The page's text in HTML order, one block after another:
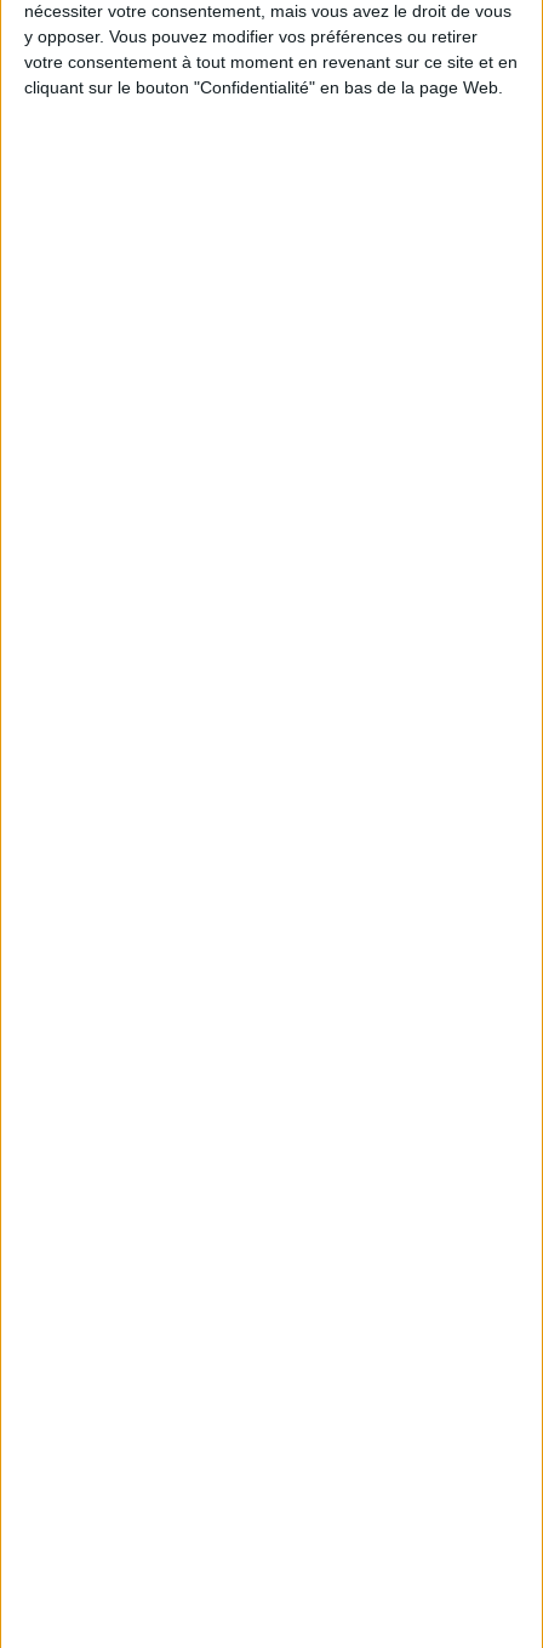
nécessiter votre consentement, mais vous avez le droit de vous
y opposer. Vous pouvez modifier vos préférences ou retirer
votre consentement à tout moment en revenant sur ce site et en
cliquant sur le bouton "Confidentialité" en bas de la page Web.